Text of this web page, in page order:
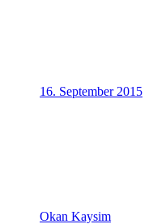
16. September 2015
Okan Kaysim